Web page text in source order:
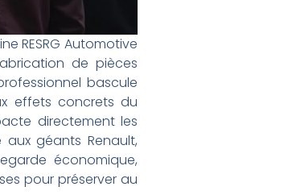
RESRG Automotive
de pièces
bascule
effets concrets du
directement les
géants Renault,
économique,
pour préserver au